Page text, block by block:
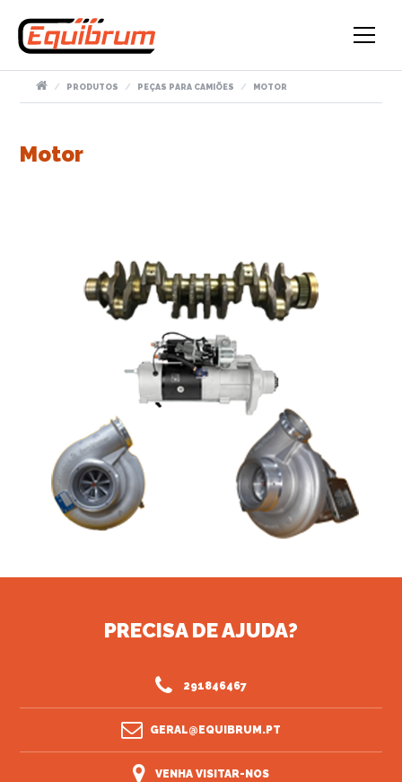
PRODUTOS PEÇAS PARA CAMIÕES MOTOR
Motor
PRECISA DE AJUDA?
291846467
GERAL@EQUIBRUM.PT
VENHA VISITAR-NOS